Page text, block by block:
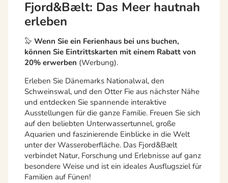
Fjord&Bælt: Das Meer hautnah
erleben
🦭 Wenn Sie ein Ferienhaus bei uns buchen,
können Sie Eintrittskarten mit einem Rabatt von
20% erwerben (Werbung).
Erleben Sie Dänemarks Nationalwal, den
Schweinswal, und den Otter Fie aus nächster Nähe
und entdecken Sie spannende interaktive
Ausstellungen für die ganze Familie. Freuen Sie sich
auf den beliebten Unterwassertunnel, große
Aquarien und faszinierende Einblicke in die Welt
unter der Wasseroberfläche. Das Fjord&Bælt
verbindet Natur, Forschung und Erlebnisse auf ganz
besondere Weise und ist ein ideales Ausflugsziel für
Familien auf Fünen!